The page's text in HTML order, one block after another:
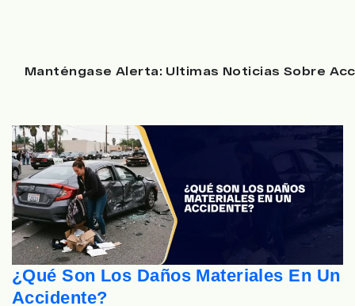
Manténgase Alerta: Ultimas Noticias Sobre
¿Qué Son Los Daños Materiales En Un
Accidente?